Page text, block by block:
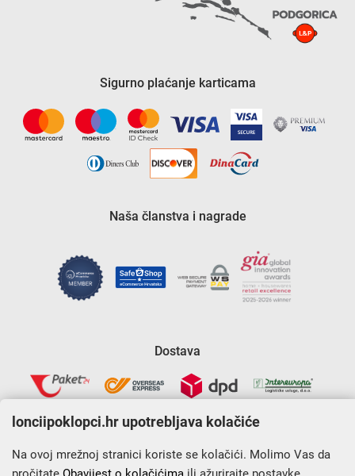
Sigurno plaćanje karticama
Naša članstva i nagrade
Dostava
lonciipoklopci.hr upotrebljava kolačiće
Na ovoj mrežnoj stranici koriste se kolačići. Molimo Vas da